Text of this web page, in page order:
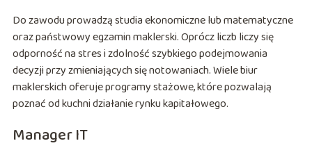
Do zawodu prowadzą studia ekonomiczne lub matematyczne
oraz państwowy egzamin maklerski. Oprócz liczb liczy się
odporność na stres i zdolność szybkiego podejmowania
decyzji przy zmieniających się notowaniach. Wiele biur
maklerskich oferuje programy stażowe, które pozwalają
poznać od kuchni działanie rynku kapitałowego.
Manager IT